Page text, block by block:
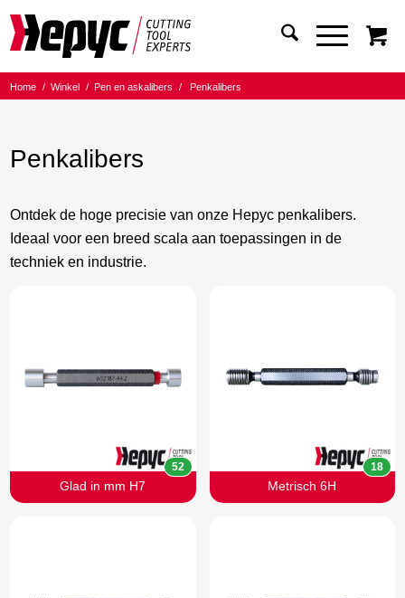
Home / Winkel / Pen en askalibers / Penkalibers
Penkalibers
Ontdek de hoge precisie van onze Hepyc penkalibers.
Ideaal voor een breed scala aan toepassingen in de
techniek en industrie.
Glad in mm H7
52
Metrisch 6H
18